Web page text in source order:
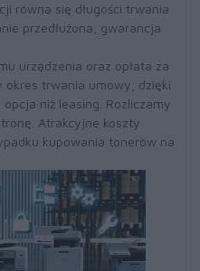
równa się długości trwania
przedłużona, gwarancja
urządzenia oraz opłata za
okres trwania umowy, dzięki
niż leasing. Rozliczamy
Atrakcyjne koszty
kupowania tonerów na